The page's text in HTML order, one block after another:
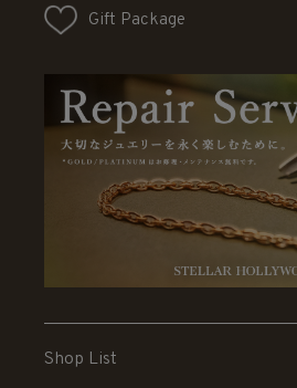
Gift Package
Shop List